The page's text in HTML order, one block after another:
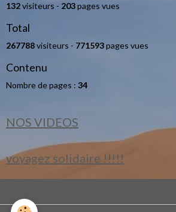
132visiteurs - 203pages vues
Total
267788visiteurs - 771593pages vues
Contenu
Nombre de pages : 34
NOS VIDEOS
voyagez solidaire !!!!!